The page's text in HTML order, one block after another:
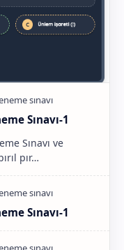
Sınavı-1
Sınavı ve
Güneş pırıl pır…
Sınavı-1